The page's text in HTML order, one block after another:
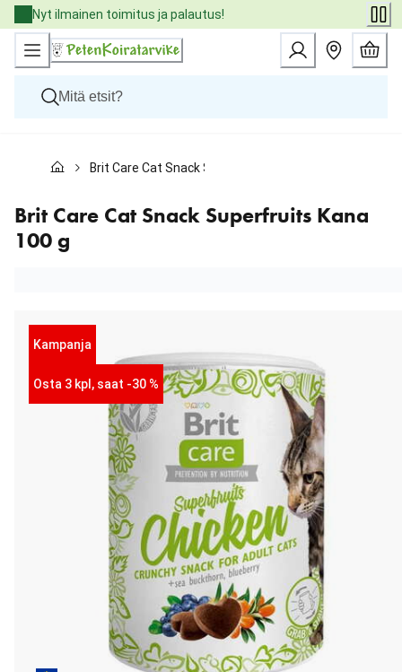
Skip
to
Content
Nyt ilmainen toimitus ja palautus!
Kissat
Eläinlääkäriruoat
Tuotemerkit
Uutuudet
Brit Care Cat Snack Superfruits Kana 100 g
Brit Care Cat Snack Superfruits Kana
100 g
Kampanja
Osta 3 kpl, saat -30 %